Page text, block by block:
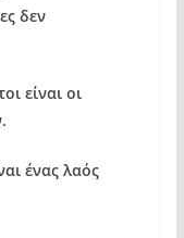
δεν
είναι οι
ένας λαός